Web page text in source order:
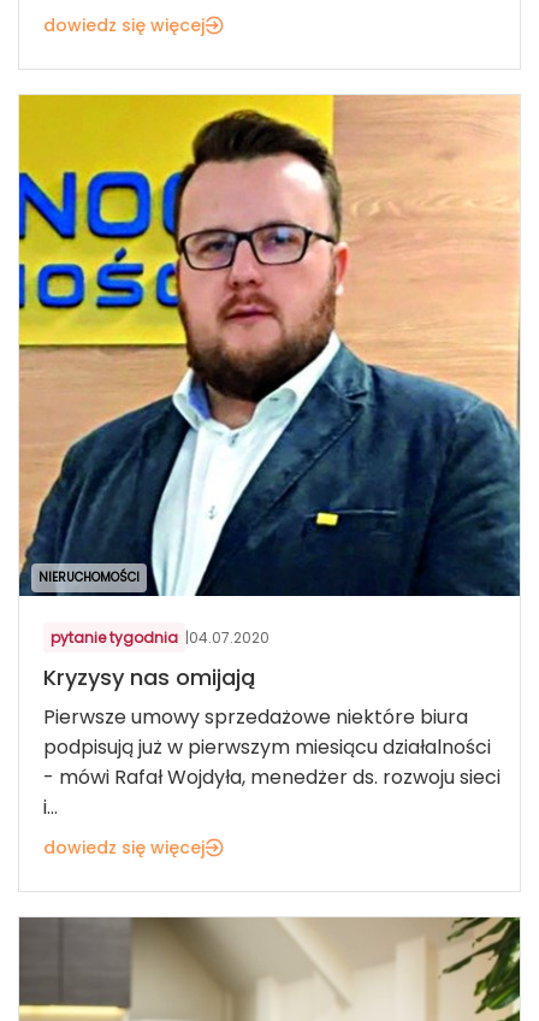
dowiedz się więcej
NIERUCHOMOŚCI
pytanie tygodnia |04.07.2020
Kryzysy nas omijają
Pierwsze umowy sprzedażowe niektóre biura
podpisują już w pierwszym miesiącu działalności
- mówi Rafał Wojdyła, menedżer ds. rozwoju sieci
i...
dowiedz się więcej